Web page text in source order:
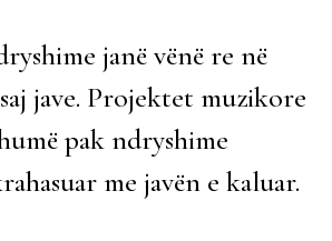
janë vënë re në
jave. Projektet muzikore
pak ndryshime
me javën e kaluar.